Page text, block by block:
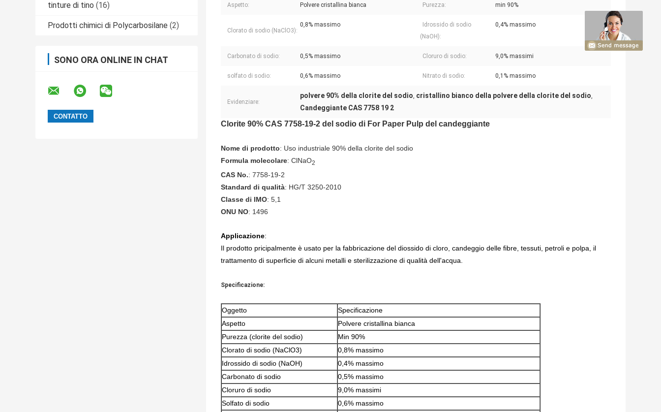
tinture di tino (16)
Prodotti chimici di Polycarbosilane (2)
SONO ORA ONLINE IN CHAT
Aspetto: Polvere cristallina bianca Purezza: min 90%
Clorato di sodio (NaClO3):
0,8% massimo
Idrossido di sodio
(NaOH):
0,4% massimo
Carbonato di sodio: 0,5% massimo Cloruro di sodio: 9,0% massimi
solfato di sodio: 0,6% massimo Nitrato di sodio: 0,1% massimo
Evidenziare:
polvere 90% della clorite del sodio, cristallino bianco della polvere della clorite del sodio,
Candeggiante CAS 7758 19 2
Clorite 90% CAS 7758-19-2 del sodio di For Paper Pulp del candeggiante
Nome di prodotto: Uso industriale 90% della clorite del sodio
Formula molecolare: ClNaO2
CAS No.: 7758-19-2
Standard di qualità: HG/T 3250-2010
Classe di IMO: 5,1
ONU NO: 1496
Applicazione:
Il prodotto pricipalmente è usato per la fabbricazione del diossido di cloro, candeggio delle fibre, tessuti, petroli e polpa, il
trattamento di superficie di alcuni metalli e sterilizzazione di qualità dell'acqua.
Specificazione:
Oggetto
Specificazione
Aspetto
Polvere cristallina bianca
Purezza (clorite del sodio)
Min 90%
Clorato di sodio (NaClO3)
0,8% massimo
Idrossido di sodio (NaOH)
0,4% massimo
Carbonato di sodio
0,5% massimo
Cloruro di sodio
9,0% massimi
Solfato di sodio
0,6% massimo